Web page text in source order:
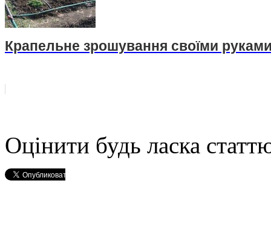
Крапельне зрошування своїми
Оцінити будь ласка